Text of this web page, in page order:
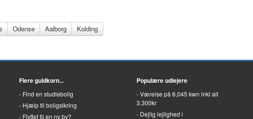
Odense Aalborg Kolding
Flere guldkorn...
Find en studiebolig
Hjælp til boligsikring
Flyttet til en ny by?
Populære udlejere
Værelse på 6,045 kwn inkl alt
3.300kr
Dejlig lejlighed i